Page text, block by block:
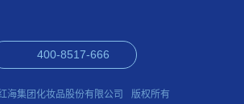
400-8517-666
海集团化妆品股份有限公司
版权所有